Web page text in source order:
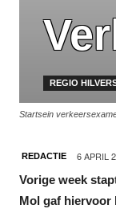
REGIO
Startsein
REDACTIE 6 APRIL
Vorige week
Mol gaf hiervoor